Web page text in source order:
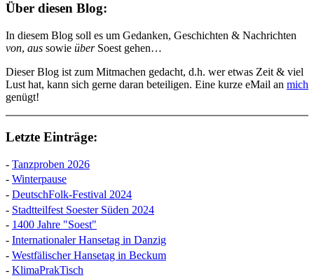
Über diesen Blog:
In diesem Blog soll es um Gedanken, Geschichten & Nachrichten
von, aus sowie überSoest gehen…
Dieser Blog ist zum Mitmachen gedacht, d.h. wer etwas Zeit & viel
Lust hat, kann sich gerne daran beteiligen. Eine kurze eMail an mich
genügt!
Letzte Einträge:
- Tanzproben 2026
- Winterpause
- DeutschFolk-Festival 2024
- Stadtteilfest Soester Süden 2024
- 1400 Jahre "Soest"
- Internationaler Hansetag in Danzig
- Westfälischer Hansetag in Beckum
- KlimaPrakTisch